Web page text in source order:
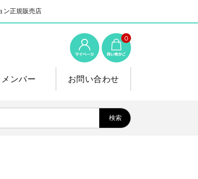
ン正規販売店
0
メンバー お問い合わせ